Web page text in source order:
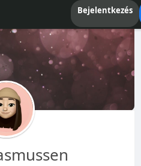
Bejelentkezés